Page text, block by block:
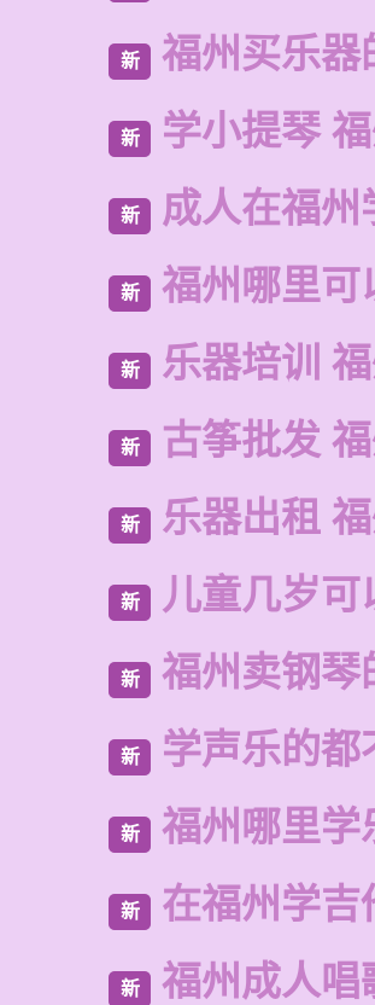
新 福州买乐器
新 学小提琴
新 成人在福州
新 福州哪里可
新 乐器培训
新 古筝批发
新 乐器出租
新 儿童几岁
新 福州卖钢琴
新 学声乐的都
新 福州哪里学
新 在福州学吉
新 福州成人唱